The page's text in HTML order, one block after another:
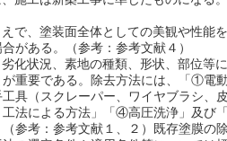
で、塗装面全体としての美観や性能
がある。（参考：参考文献４）
化状況、素地の種類、形状、部位等
重要である。除去方法には、「①電
具（スクレーパー、ワイヤブラシ、
法による方法」「④高圧洗浄」及び
参考：参考文献１、２）既存塗膜の